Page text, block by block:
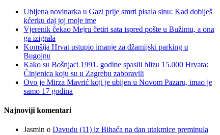
Ubijena novinarka u Gazi prije smrti pisala sinu: Kad dobiješ
kćerku daj joj moje ime
Vjerenik čekao Mejru četiri sata ispred pošte u Bužimu, a ona
ga izigrala
Komšija Hrvat ustupio imanje za džamijski parking u
Bugojnu
Kako su Bošnjaci 1991. godine spasili blizu 15.000 Hrvata:
Činjenica koju su u Zagrebu zaboravili
Ovo je Mirza Mavrić koji je ubijen u Novom Pazaru, imao je
samo 17 godina
Najnoviji komentari
Jasmin o Davudu (11) iz Bihaća na dan utakmice preminula